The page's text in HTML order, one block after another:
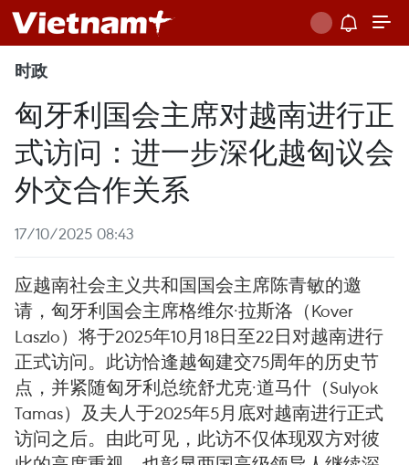
时政
匈牙利国会主席对越南进行正
式访问：进一步深化越匈议会
外交合作关系
17/10/2025 08:43
应越南社会主义共和国国会主席陈青敏的邀
请，匈牙利国会主席格维尔·拉斯洛（Kover
Laszlo）将于2025年10月18日至22日对越南进行
正式访问。此访恰逢越匈建交75周年的历史节
点，并紧随匈牙利总统舒尤克·道马什（Sulyok
Tamas）及夫人于2025年5月底对越南进行正式
访问之后。由此可见，此访不仅体现双方对彼